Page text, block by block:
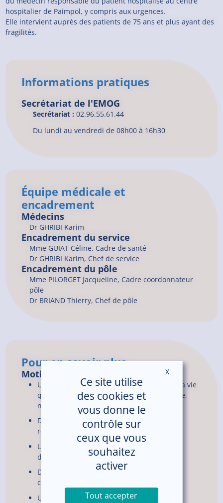
hospitalier de Paimpol, y compris aux urgences.
Elle intervient auprès des patients de 75 ans et plus ayant des
fragilités.
Informations pratiques
Secrétariat de l'EMOG
Secrétariat : 02.96.55.61.44
Du lundi au vendredi de 08h00 à 16h30
Équipe médicale et
encadrement
Médecins
Dr GHRIBI Karim
Encadrement du service
Mme GUIAT Céline, Cadre de santé
Dr GHRIBI Karim, Chef de service
Encadrement du pôle
Mme PILORGET Jacqueline, Cadre coordonnateur
pôle
Dr BRIAND Thierry, Chef de pôle
Pour en savoir plus
Motifs de demande d’intervention
Une baisse d’autonomie dans les actes de la vie
quotidienne (gestion du traitement, hygiène,
nutrition, motricité, continence…).
Des troubles de l’équilibre avec chutes à
répétition
Un état général altéré (dénutrition,
déshydratation)
Des troubles cognitifs ou psycho-
comportementaux
Une polypathologie
Ce site utilise
des cookies et
vous donne le
contrôle sur
ceux que vous
souhaitez
activer
Tout accepter
XMasquer le